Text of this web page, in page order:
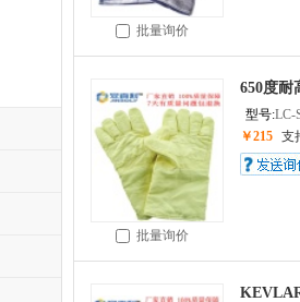
批量询价
批量询价
650度耐
型号:LC-
￥215 支